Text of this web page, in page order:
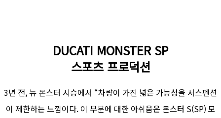
DUCATI MONSTER SP
스포츠 프로덕션
3년 전, 뉴 몬스터 시승에서 “차량이 가진 넓은 가능성을 서스펜션
이 제한하는 느낌이다. 이 부분에 대한 아쉬움은 몬스터 S(SP) 모